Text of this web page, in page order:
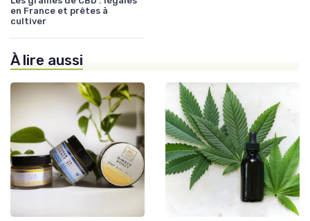
en France et prêtes à
cultiver
À lire aussi